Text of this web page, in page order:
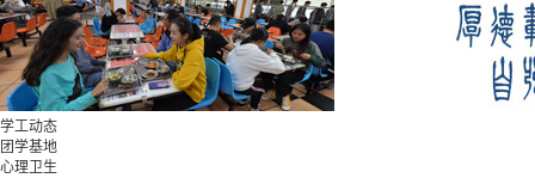
学工动态
团学基地
心理卫生